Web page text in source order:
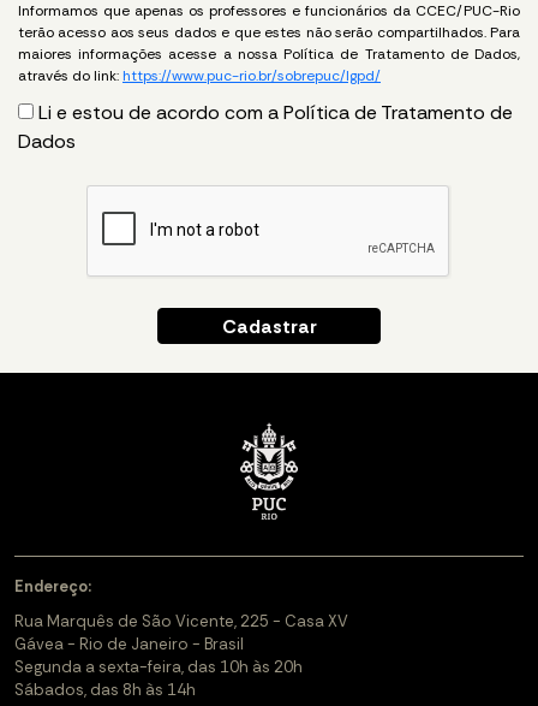
Informamos que apenas os professores e funcionários da CCEC/PUC-Rio
terão acesso aos seus dados e que estes não serão compartilhados. Para
maiores informações acesse a nossa Política de Tratamento de Dados,
através do link: https://www.puc-rio.br/sobrepuc/lgpd/
Li e estou de acordo com a Política de Tratamento de
Dados
Endereço:
Rua Marquês de São Vicente, 225 - Casa XV
Gávea - Rio de Janeiro - Brasil
Segunda a sexta-feira, das 10h às 20h
Sábados, das 8h às 14h